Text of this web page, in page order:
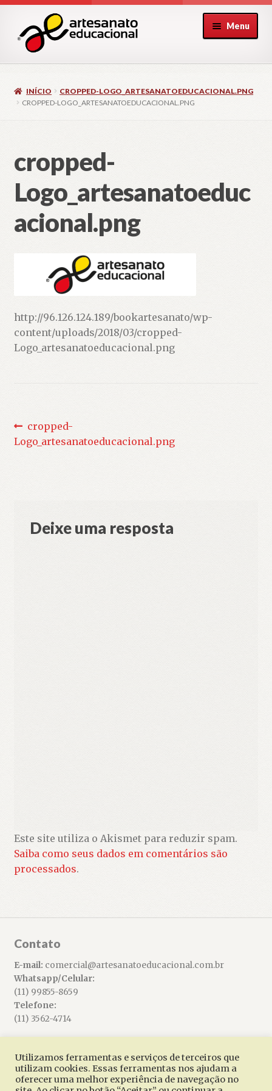
para
navegação
para
conteúdo
Menu
INÍCIO
CROPPED-LOGO_ARTESANATOEDUCACIONAL.PNG
CROPPED-LOGO_ARTESANATOEDUCACIONAL.PNG
cropped-
Logo_artesanatoeduc
acional.png
http://96.126.124.189/bookartesanato/wp-
content/uploads/2018/03/cropped-
Logo_artesanatoeducacional.png
Navegação
de
Post
anterior:
cropped-
Logo_artesanatoeducacional.png
Deixe uma resposta
Este site utiliza o Akismet para reduzir spam.
Saiba como seus dados em comentários são
processados.
Contato
E-mail: comercial@artesanatoeducacional.com.br
Whatsapp/Celular:
(11) 99855-8659
Telefone:
(11) 3562-4714
© Artesanato Educacional 2026
Utilizamos ferramentas e serviços de terceiros que
utilizam cookies. Essas ferramentas nos ajudam a
oferecer uma melhor experiência de navegação no